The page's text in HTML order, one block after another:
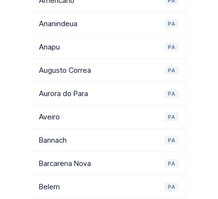
Ananindeua PA
Anapu PA
Augusto Correa PA
Aurora do Para PA
Aveiro PA
Bannach PA
Barcarena Nova PA
Belem PA